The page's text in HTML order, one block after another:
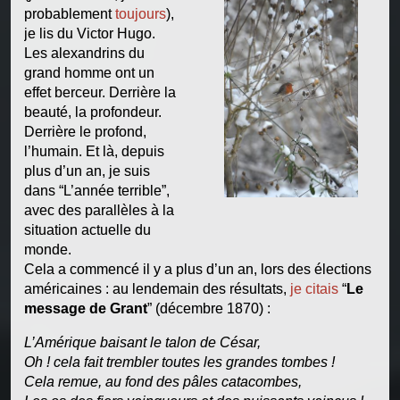
probablementtoujours),
je lis du Victor Hugo.
Les alexandrins du
grand homme ont un
effet berceur. Derrière la
beauté, la profondeur.
Derrière le profond,
l’humain. Et là, depuis
plus d’un an, je suis
dans “L’année terrible”,
avec des parallèles à la
situation actuelle du
monde.
Cela a commencé il y a plus d’un an, lors des élections
américaines : au lendemain des résultats, je citais“Le
message de Grant” (décembre 1870) :
L’Amérique baisant le talon de César,
Oh ! cela fait trembler toutes les grandes tombes !
Cela remue, au fond des pâles catacombes,